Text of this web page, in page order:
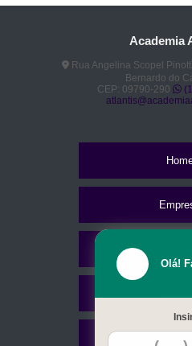
Academia
Rua Angelina Scopel
Bernardo do
CEP: 09790-290
Olá!